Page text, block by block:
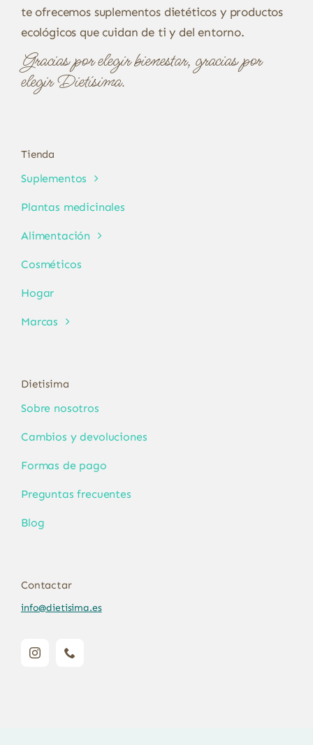
te ofrecemos suplementos dietéticos y productos
ecológicos que cuidan de ti y del entorno.
Gracias por elegir bienestar, gracias por
elegir Dietísima.
Tienda
Suplementos
Plantas medicinales
Alimentación
Cosméticos
Hogar
Marcas
Dietisima
Sobre nosotros
Cambios y devoluciones
Formas de pago
Preguntas frecuentes
Blog
Contactar
info@dietisima.es